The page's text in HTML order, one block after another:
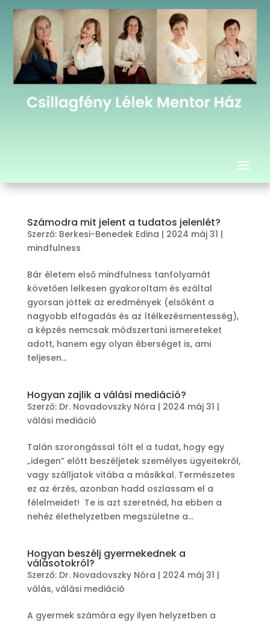
Számodra mit jelent a tudatos jelenlét?
Szerző: Berkesi-Benedek Edina | 2024 máj 31 |
mindfulness
Bár életem első mindfulness tanfolyamát
követően lelkesen gyakoroltam és ezáltal
gyorsan jöttek az eredmények (elsőként a
nagyobb elfogadás és az ítélkezésmentesség),
a képzés nemcsak módszertani ismereteket
adott, hanem egy olyan éberséget is, ami
teljesen...
Hogyan zajlik a válási mediáció?
Szerző: Dr. Novadovszky Nóra | 2024 máj 31 |
válási mediáció
Talán szorongással tölt el a tudat, hogy egy
„idegen” előtt beszéljetek személyes ügyeitekről,
vagy szálljatok vitába a másikkal. Természetes
ez az érzés, azonban hadd oszlassam el a
félelmeidet! Te is azt szeretnéd, ha ebben a
nehéz élethelyzetben megszületne a...
Hogyan beszélj gyermekednek a
válásotokról?
Szerző: Dr. Novadovszky Nóra | 2024 máj 31 |
válás, válási mediáció
A gyermek számára egy ilyen helyzetben a